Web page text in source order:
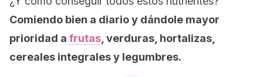
Comiendo bien a diario y dándole mayor
prioridad a frutas , verduras, hortalizas,
cereales integrales y legumbres.